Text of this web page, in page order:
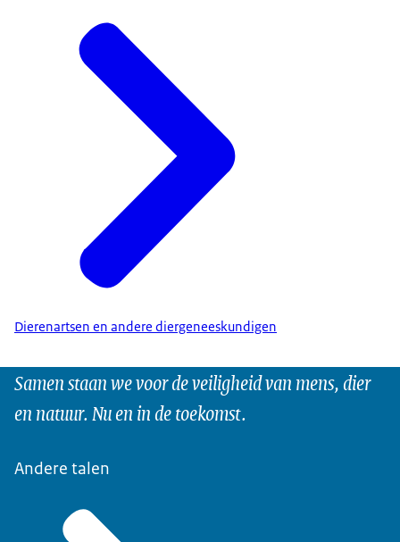
Dierenartsen en andere diergeneeskundigen
Samen staan we voor de veiligheid van mens, dier
en natuur. Nu en in de toekomst.
Andere talen